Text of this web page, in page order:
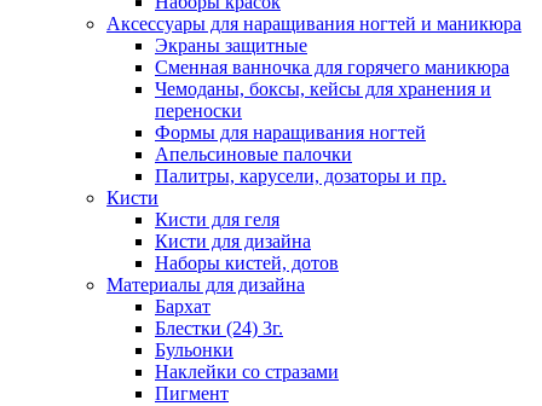
Аксессуары для наращивания ногтей и маникюра
Экраны защитные
Сменная ванночка для горячего маникюра
Чемоданы, боксы, кейсы для хранения и
переноски
Формы для наращивания ногтей
Апельсиновые палочки
Палитры, карусели, дозаторы и пр.
Кисти
Кисти для геля
Кисти для дизайна
Наборы кистей, дотов
Материалы для дизайна
Бархат
Блестки (24) 3г.
Бульонки
Наклейки со стразами
Пигмент